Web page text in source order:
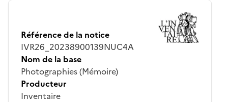
Référence de la notice
IVR26_20238900139NUC4A
Nom de la base
Photographies (Mémoire)
Producteur
Inventaire